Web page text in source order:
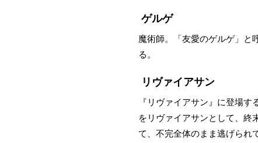
ゲルゲ
魔術師。「友愛のゲルゲ」と
る。
リヴァイアサン
『リヴァイアサン』に登場
をリヴァイアサンとして、終
て、不完全体のまま逃げられ